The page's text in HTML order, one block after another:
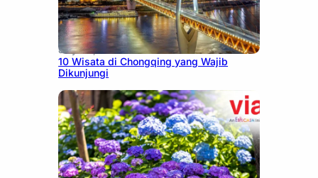
July 30, 2026
10 Wisata di Chongqing yang Wajib
Dikunjungi